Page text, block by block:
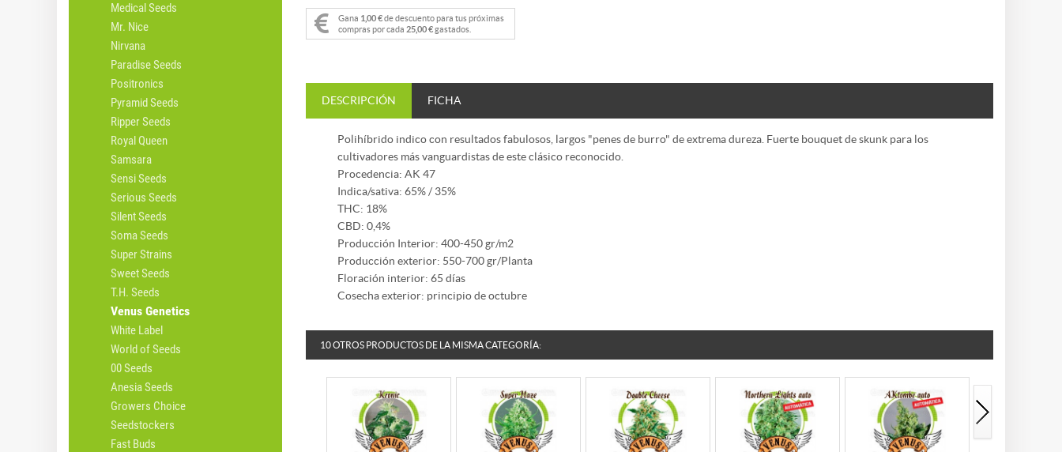
Medical Seeds
Mr. Nice
Nirvana
Paradise Seeds
Positronics
Pyramid Seeds
Ripper Seeds
Royal Queen
Samsara
Sensi Seeds
Serious Seeds
Silent Seeds
Soma Seeds
Super Strains
Sweet Seeds
T.H. Seeds
Venus Genetics
White Label
World of Seeds
00 Seeds
Anesia Seeds
Growers Choice
Seedstockers
Fast Buds
Gana 1,00 €de descuento para tus próximas
compras por cada 25,00 €gastados.
DESCRIPCIÓN FICHA
Polihíbrido indico con resultados fabulosos, largos "penes de burro" de extrema dureza. Fuerte bouquet de skunk para los
cultivadores más vanguardistas de este clásico reconocido.
Procedencia: AK 47
Indica/sativa: 65% / 35%
THC: 18%
CBD: 0,4%
Producción Interior: 400-450 gr/m2
Producción exterior: 550-700 gr/Planta
Floración interior: 65 días
Cosecha exterior: principio de octubre
10 OTROS PRODUCTOS DE LA MISMA CATEGORÍA: